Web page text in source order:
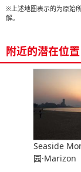
※上述地图表示的为原始
解。
附近的潜在位置
Seaside
园·Marizon